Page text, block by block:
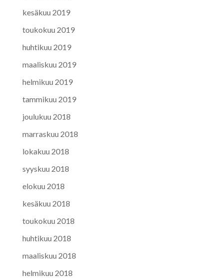
kesäkuu 2019
toukokuu 2019
huhtikuu 2019
maaliskuu 2019
helmikuu 2019
tammikuu 2019
joulukuu 2018
marraskuu 2018
lokakuu 2018
syyskuu 2018
elokuu 2018
kesäkuu 2018
toukokuu 2018
huhtikuu 2018
maaliskuu 2018
helmikuu 2018